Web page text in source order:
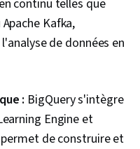
continu telles que
Kafka,
de données en
: BigQuery s'intègre
Engine et
de construire et